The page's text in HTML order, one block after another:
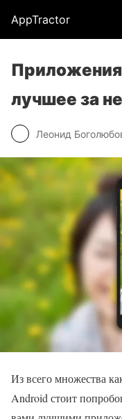
AppTractor
лучшее за
Леонид
Из всего множества
Android стоит